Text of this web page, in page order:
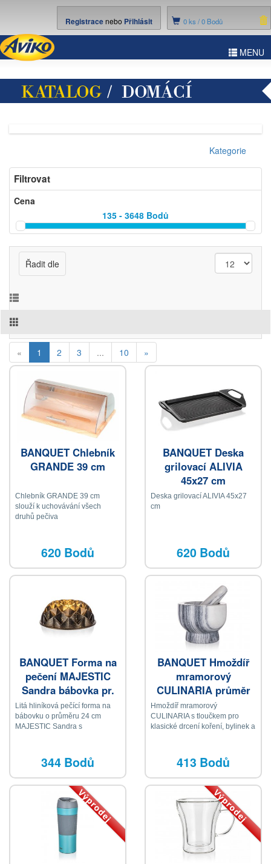
0ks /0 Bodů
Registracenebo Přihlásit
MENU
KATALOG / DOMÁCÍ
Kategorie
Filtrovat
Cena
135 - 3648 Bodů
Řadit dle
« 1 (current)
2 3 ... 10 »
BANQUET Chlebník
GRANDE 39 cm
Chlebník GRANDE 39 cm
slouží k uchovávání všech
druhů pečiva
620 Bodů
BANQUET Deska
grilovací ALIVIA
45x27 cm
Deska grilovací ALIVIA 45x27
cm
620 Bodů
BANQUET Forma na
pečení MAJESTIC
Sandra bábovka pr.
24 cm
Litá hliníková pečící forma na
bábovku o průměru 24 cm
MAJESTIC Sandra s
piškotých těst344 Bodů
BANQUET Hmoždíř
mramorový
CULINARIA průměr
13 cm
Hmoždíř mramorový
CULINARIA s tloučkem pro
klasické drcení koření, bylinek a
413 Bodů
Výprodej Výprodej